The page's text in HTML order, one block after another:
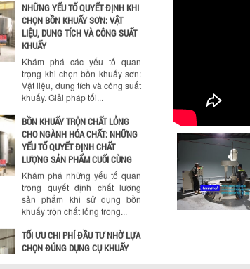
NHỮNG YẾU TỐ QUYẾT ĐỊNH KHI
CHỌN BỒN KHUẤY SƠN: VẬT
LIỆU, DUNG TÍCH VÀ CÔNG SUẤT
KHUẤY
Khám phá các yếu tố quan
trọng khi chọn bồn khuấy sơn:
Vật liệu, dung tích và công suất
khuấy. Giải pháp tối...
BỒN KHUẤY TRỘN CHẤT LỎNG
CHO NGÀNH HÓA CHẤT: NHỮNG
YẾU TỐ QUYẾT ĐỊNH CHẤT
LƯỢNG SẢN PHẨM CUỐI CÙNG
Khám phá những yếu tố quan
trọng quyết định chất lượng
sản phẩm khi sử dụng bồn
khuấy trộn chất lỏng trong...
TỐI ƯU CHI PHÍ ĐẦU TƯ NHỜ LỰA
CHỌN ĐÚNG DỤNG CỤ KHUẤY